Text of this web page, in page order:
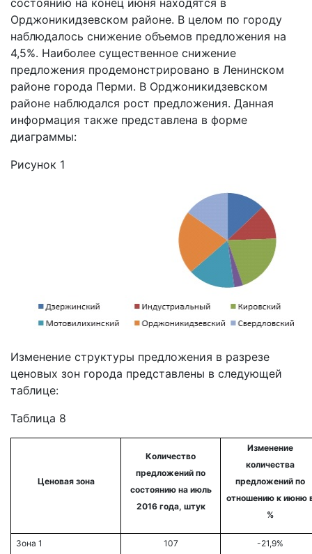
состоянию на конец июня находятся в
Орджоникидзевском районе. В целом по городу
наблюдалось снижение объемов предложения на
4,5%. Наиболее существенное снижение
предложения продемонстрировано в Ленинском
районе города Перми. В Орджоникидзевском
районе наблюдался рост предложения. Данная
информация также представлена в форме
диаграммы:
Рисунок 1
Изменение структуры предложения в разрезе
ценовых зон города представлены в следующей
таблице:
Таблица 8
Ценовая зона
Количество
предложений по
состоянию на июль
2016 года, штук
Изменение
количества
предложений по
отношению к июню
%
Зона 1 107 -21,9%